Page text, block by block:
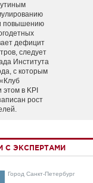
повышению
дефицит
следует
Института
с которым
этом в KPI
рост
С ЭКСПЕРТАМИ
Город Санкт-Петербург